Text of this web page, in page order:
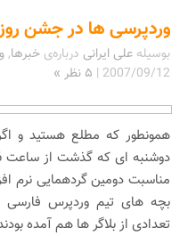
وردپرسی ها در جشن روز
بوسیله علی ایرانی درباره‌ی خبرها,
2007/09/12
| ۵ نظر »
همونطور که مطلع هستید و
مناسبت دومین گردهمایی نرم
بچه های تیم وردپرس
تعدادی از بلاگر ها هم آمده